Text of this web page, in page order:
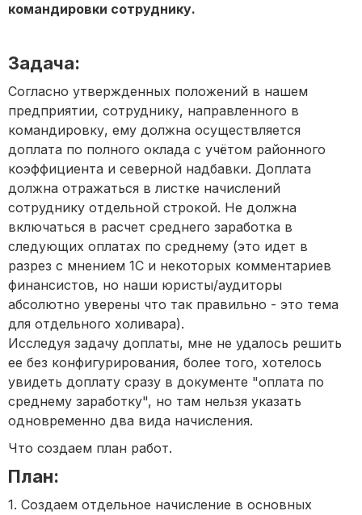
командировки сотруднику.
Задача:
Согласно утвержденных положений в нашем
предприятии, сотруднику, направленного в
командировку, ему должна осуществляется
доплата по полного оклада с учётом районного
коэффициента и северной надбавки. Доплата
должна отражаться в листке начислений
сотруднику отдельной строкой. Не должна
включаться в расчет среднего заработка в
следующих оплатах по среднему (это идет в
разрез с мнением 1С и некоторых комментариев
финансистов, но наши юристы/аудиторы
абсолютно уверены что так правильно - это тема
для отдельного холивара).
Исследуя задачу доплаты, мне не удалось решить
ее без конфигурирования, более того, хотелось
увидеть доплату сразу в документе "оплата по
среднему заработку", но там нельзя указать
одновременно два вида начисления.
Что создаем план работ.
План:
1. Создаем отдельное начисление в основных